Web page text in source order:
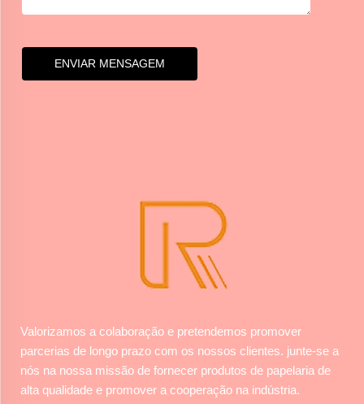
ENVIAR MENSAGEM
Valorizamos a colaboração e pretendemos promover
parcerias de longo prazo com os nossos clientes. junte-se a
nós na nossa missão de fornecer produtos de papelaria de
alta qualidade e promover a cooperação na indústria.